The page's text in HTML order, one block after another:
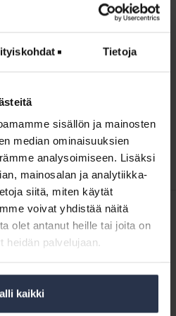
Tietoja
sisällön ja mainosten
median ominaisuuksien
analysoimiseen. Lisäksi
mainosalan ja analytiikka-
siitä, miten käytät
voivat yhdistää näitä
olet antanut heille tai joita on
heidän palvelujaan.
kaikki
kylmä asunto
asunnossaan oli liian kylmä,
maksamatta. Osakas moitti myös
ja -ajankohtaa. Lopulta asunto
jatkettiin oikeudessa.
MEDIOISTA
vai ei?